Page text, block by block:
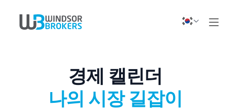
경제 캘린더
나의 시장 길잡이